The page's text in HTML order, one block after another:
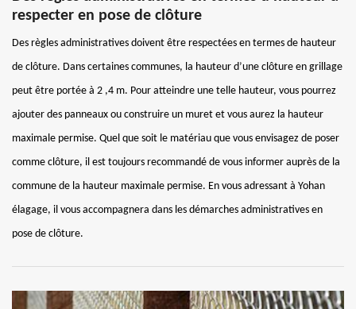
respecter en pose de clôture
Des règles administratives doivent être respectées en termes de hauteur
de clôture. Dans certaines communes, la hauteur d’une clôture en grillage
peut être portée à 2 ,4 m. Pour atteindre une telle hauteur, vous pourrez
ajouter des panneaux ou construire un muret et vous aurez la hauteur
maximale permise. Quel que soit le matériau que vous envisagez de poser
comme clôture, il est toujours recommandé de vous informer auprès de la
commune de la hauteur maximale permise. En vous adressant à Yohan
élagage, il vous accompagnera dans les démarches administratives en
pose de clôture.